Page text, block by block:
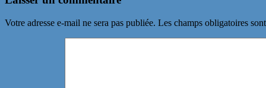
Votre adresse e-mail ne sera pas publiée. Les champs obligatoires